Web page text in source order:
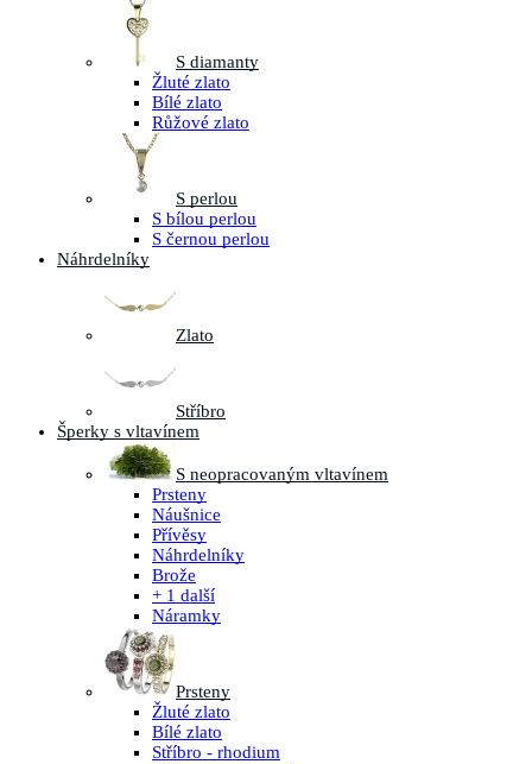
S diamanty
Žluté zlato
Bílé zlato
Růžové zlato
S perlou
S bílou perlou
S černou perlou
Náhrdelníky
Zlato
Stříbro
Šperky s vltavínem
S neopracovaným vltavínem
Prsteny
Náušnice
Přívěsy
Náhrdelníky
Brože
+ 1 další
Náramky
Prsteny
Žluté zlato
Bílé zlato
Stříbro - rhodium